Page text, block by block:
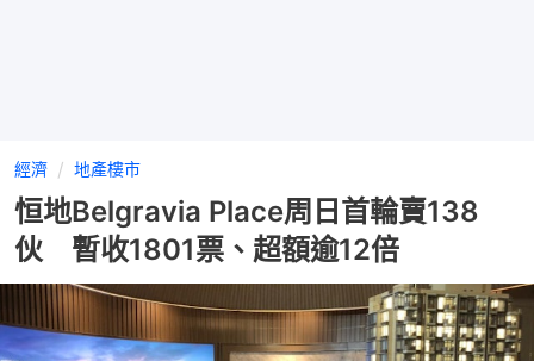
經濟 地產樓市
恒地Belgravia Place周日首輪賣138
伙 暫收1801票、超額逾12倍